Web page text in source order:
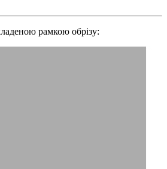
рамкою обрізу: